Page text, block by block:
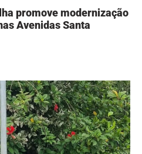
promove modernização
Avenidas Santa